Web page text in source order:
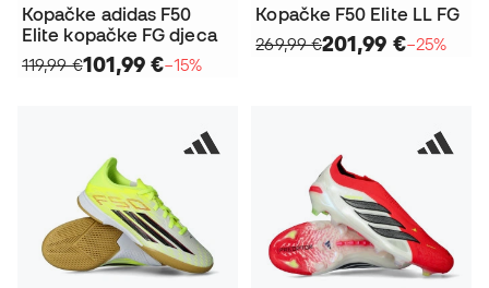
Kopačke adidas F50
Elite kopačke FG djeca
119,99 €101,99 €−15%
Kopačke F50 Elite LL FG
269,99 €201,99 €−25%